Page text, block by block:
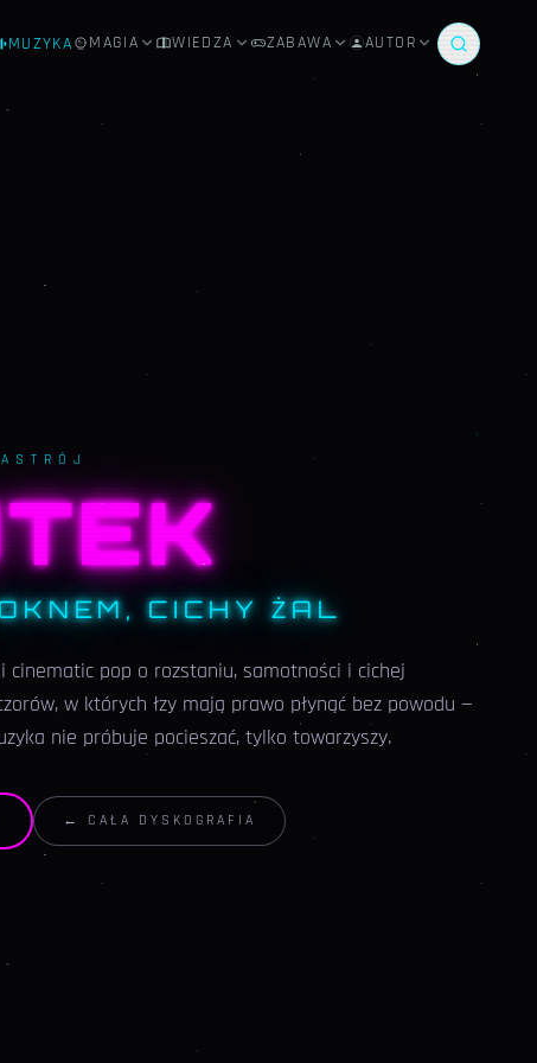
MUZYKA MAGIA WIEDZA ZABAWA AUTOR
CICHY ŻAL
cinematic pop o rozstaniu, samotności i cichej
w których łzy mają prawo płynąć bez powodu —
nie próbuje pocieszać, tylko towarzyszy.
← CAŁA DYSKOGRAFIA